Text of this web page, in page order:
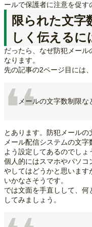
ールで保護者に注意を促す
限られた文字
しく伝えるに
だったら、なぜ防犯メー
なります。
先の記事の2ページ目には、
メールの文字数制限な
とあります。防犯メールの
メール配信システムの文
よう設定してあるのでしょ
個人的にはスマホやパソ
やしてはどうかと思います
いかなさそうです。
では文面を手直しして、
してみましょう。